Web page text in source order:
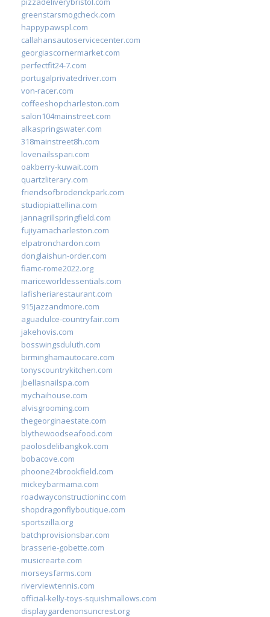
greenstarsmogcheck.com
happypawspl.com
callahansautoservicecenter.com
georgiascornermarket.com
perfectfit24-7.com
portugalprivatedriver.com
von-racer.com
coffeeshopcharleston.com
salon104mainstreet.com
alkaspringswater.com
318mainstreet8h.com
lovenailsspari.com
oakberry-kuwait.com
quartzliterary.com
friendsofbroderickpark.com
studiopiattellina.com
jannagrillspringfield.com
fujiyamacharleston.com
elpatronchardon.com
donglaishun-order.com
fiamc-rome2022.org
mariceworldessentials.com
lafisheriarestaurant.com
915jazzandmore.com
aguadulce-countryfair.com
jakehovis.com
bosswingsduluth.com
birminghamautocare.com
tonyscountrykitchen.com
jbellasnailspa.com
mychaihouse.com
alvisgrooming.com
thegeorginaestate.com
blythewoodseafood.com
paolosdelibangkok.com
bobacove.com
phoone24brookfield.com
mickeybarmama.com
roadwayconstructioninc.com
shopdragonflyboutique.com
sportszilla.org
batchprovisionsbar.com
brasserie-gobette.com
musicrearte.com
morseysfarms.com
riverviewtennis.com
official-kelly-toys-squishmallows.com
displaygardenonsuncrest.org